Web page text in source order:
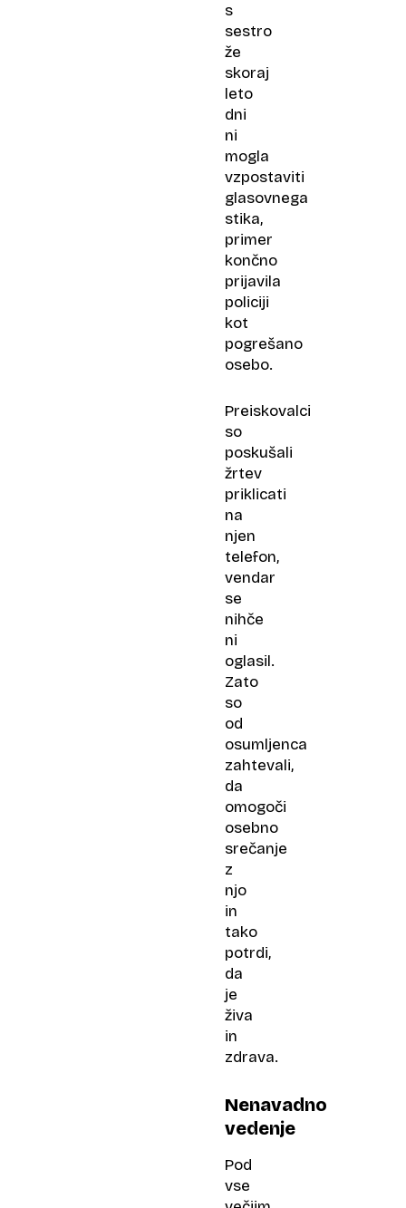
s
sestro
že
skoraj
leto
dni
ni
mogla
vzpostaviti
glasovnega
stika,
primer
končno
prijavila
policiji
kot
pogrešano
osebo.
Preiskovalci
so
poskušali
žrtev
priklicati
na
njen
telefon,
vendar
se
nihče
ni
oglasil.
Zato
so
od
osumljenca
zahtevali,
da
omogoči
osebno
srečanje
z
njo
in
tako
potrdi,
da
je
živa
in
zdrava.
Nenavadno
vedenje
Pod
vse